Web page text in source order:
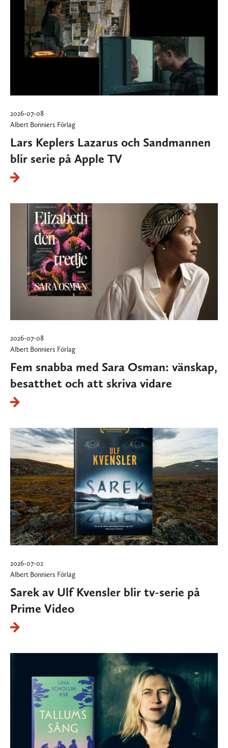
2026-07-08
Albert Bonniers Förlag
Lars Keplers Lazarus och Sandmannen
blir serie på Apple TV
2026-07-08
Albert Bonniers Förlag
Fem snabba med Sara Osman: vänskap,
besatthet och att skriva vidare
2026-07-02
Albert Bonniers Förlag
Sarek av Ulf Kvensler blir tv-serie på
Prime Video